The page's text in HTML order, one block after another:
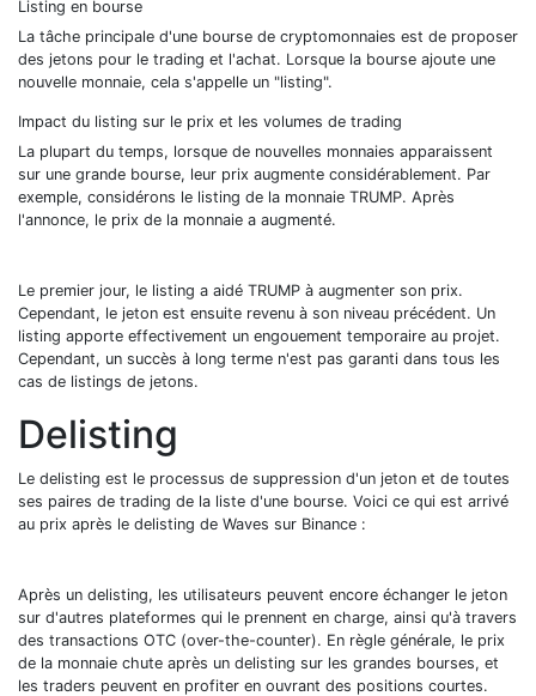
Listing en bourse
La tâche principale d'une bourse de cryptomonnaies est de proposer
des jetons pour le trading et l'achat. Lorsque la bourse ajoute une
nouvelle monnaie, cela s'appelle un "listing".
Impact du listing sur le prix et les volumes de trading
La plupart du temps, lorsque de nouvelles monnaies apparaissent
sur une grande bourse, leur prix augmente considérablement. Par
exemple, considérons le listing de la monnaie TRUMP. Après
l'annonce, le prix de la monnaie a augmenté.
Le premier jour, le listing a aidé TRUMP à augmenter son prix.
Cependant, le jeton est ensuite revenu à son niveau précédent. Un
listing apporte effectivement un engouement temporaire au projet.
Cependant, un succès à long terme n'est pas garanti dans tous les
cas de listings de jetons.
Delisting
Le delisting est le processus de suppression d'un jeton et de toutes
ses paires de trading de la liste d'une bourse. Voici ce qui est arrivé
au prix après le delisting de Waves sur Binance :
Après un delisting, les utilisateurs peuvent encore échanger le jeton
sur d'autres plateformes qui le prennent en charge, ainsi qu'à travers
des transactions OTC (over-the-counter). En règle générale, le prix
de la monnaie chute après un delisting sur les grandes bourses, et
les traders peuvent en profiter en ouvrant des positions courtes.